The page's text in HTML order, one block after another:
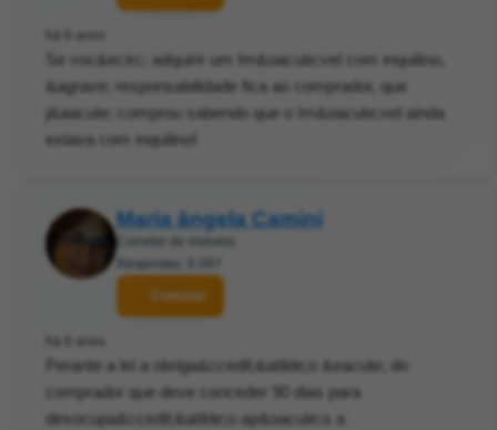
Se voc&ecirc; adquirir um Im&oacute;vel com inquilino,
&agrave; responsabilidade fica ao comprador, que
j&aacute; comprou sabendo que o Im&oacute;vel ainda
estava com inquilino!
Maria ângela Camini
Contatar
Perante a lei a obriga&ccedil;&atilde;o &eacute; do
comprador que deve conceder 90 dias para
desocupa&ccedil;&atilde;o ap&oacute;s a